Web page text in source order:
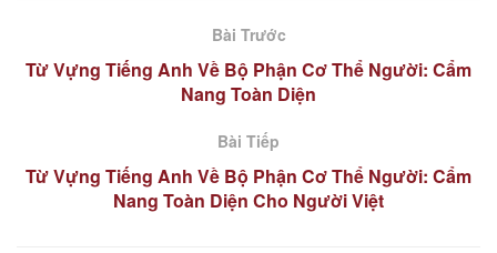
Bài Trước
Từ Vựng Tiếng Anh Về Bộ Phận Cơ Thể Người: Cẩm
Nang Toàn Diện
Bài Tiếp
Từ Vựng Tiếng Anh Về Bộ Phận Cơ Thể Người: Cẩm
Nang Toàn Diện Cho Người Việt